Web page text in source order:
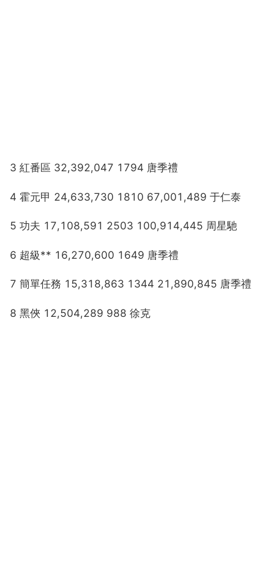
3 紅番區 32,392,047 1794 唐季禮
4 霍元甲 24,633,730 1810 67,001,489 于仁泰
5 功夫 17,108,591 2503 100,914,445 周星馳
6 超級** 16,270,600 1649 唐季禮
7 簡單任務 15,318,863 1344 21,890,845 唐季禮
8 黑俠 12,504,289 988 徐克